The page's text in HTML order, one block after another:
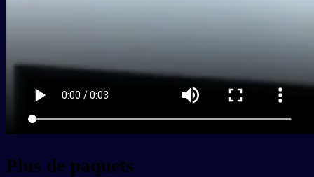
Plus de paquets